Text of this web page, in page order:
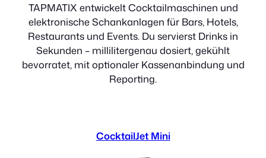
TAPMATIX entwickelt Cocktailmaschinen und
elektronische Schankanlagen für Bars, Hotels,
Restaurants und Events. Du servierst Drinks in
Sekunden – millilitergenau dosiert, gekühlt
bevorratet, mit optionaler Kassenanbindung und
Reporting.
CocktailJet Mini